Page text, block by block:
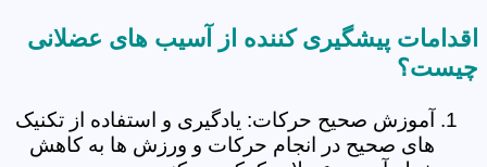
اقدامات پیشگیری کننده از آسیب های عضلانی
چیست؟
آموزش صحیح حرکات: یادگیری و استفاده از تکنیک
های صحیح در انجام حرکات و ورزش ها به کاهش